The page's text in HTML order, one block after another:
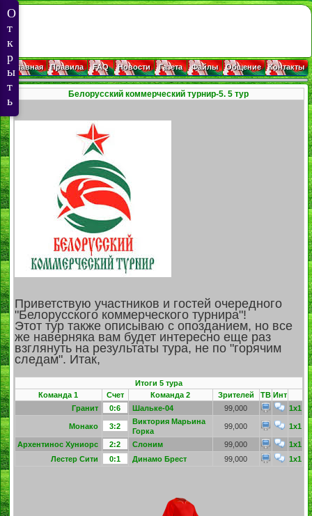
Главная Правила FAQ Новости Газета Файлы Общение Контакты
Белорусский коммерческий турнир-5. 5 тур
Приветствую участников и гостей очередного
"Белорусского коммерческого турнира"!
Этот тур также описываю с опозданием, но все
же наверняка вам будет интересно еще раз
взглянуть на результаты тура, не по "горячим
следам". Итак,
Итоги 5 тура
Команда 1
Счет Команда 2 Зрителей ТВ Инт
Гранит
0:6 Шальке-04 99,000 1x1
Монако 3:2
Виктория Марьина
Горка
99,000 1x1
Архентинос Хуниорс 2:2 Слоним 99,000
1x1
Лестер Сити
0:1 Динамо Брест 99,000 1x1